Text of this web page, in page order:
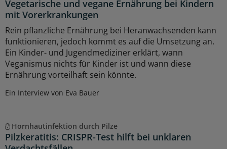
Vegetarische und vegane Ernährung bei Kindern
mit Vorerkrankungen
Rein pflanzliche Ernährung bei Heranwachsenden kann
funktionieren, jedoch kommt es auf die Umsetzung an.
Ein Kinder- und Jugendmediziner erklärt, wann
Veganismus nichts für Kinder ist und wann diese
Ernährung vorteilhaft sein könnte.
Ein Interview von Eva Bauer
Hornhautinfektion durch Pilze
Pilzkeratitis: CRISPR-Test hilft bei unklaren